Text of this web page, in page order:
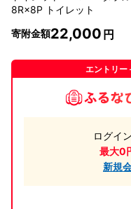
8R×8P トイレット
寄附金額22,000
エントリー
ログイ
最大0
新規